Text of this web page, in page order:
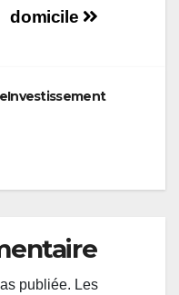
domicile
publiée. Les